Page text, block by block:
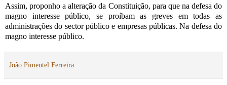
Assim, proponho a alteração da Constituição, para que na defesa do
magno interesse público, se proíbam as greves em todas as
administrações do sector público e empresas públicas. Na defesa do
magno interesse público.
João Pimentel Ferreira